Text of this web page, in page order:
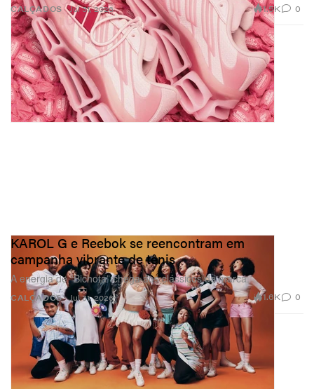
CALÇADOS Jul 31, 2026 1.5K 0
CALÇADOS
KAROL G e Reebok se reencontram em
campanha vibrante de tênis
A energia de “Bichota” chega aos clássicos da marca.
Jul 31, 2026 1.6K 0